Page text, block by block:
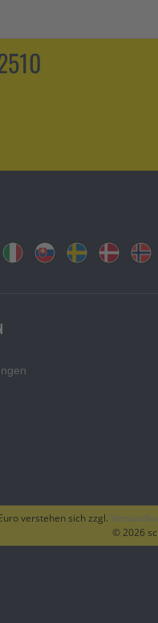
verstehen sich zzgl.
© 2026